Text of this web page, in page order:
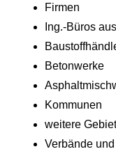
Firmen
Ing.-Büros
Betonwerke
Kommunen
weitere
Verbände